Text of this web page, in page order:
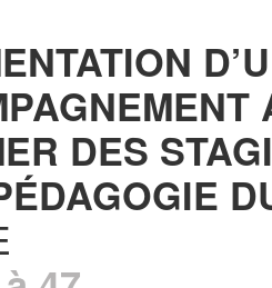
DES